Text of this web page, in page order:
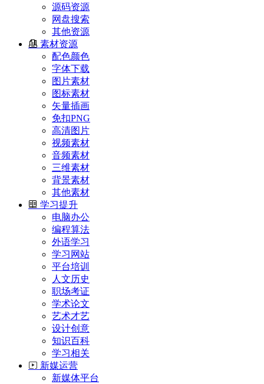
源码资源
网盘搜索
其他资源
素材资源
配色颜色
字体下载
图片素材
图标素材
矢量插画
免扣PNG
高清图片
视频素材
音频素材
三维素材
背景素材
其他素材
学习提升
电脑办公
编程算法
外语学习
学习网站
平台培训
人文历史
职场考证
学术论文
艺术才艺
设计创意
知识百科
学习相关
新媒运营
新媒体平台